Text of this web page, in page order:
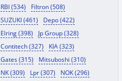
RBI (534)
Filtron (508)
SUZUKI (461)
Depo (422)
Elring (398)
Jp Group (328)
Contitech (327)
KIA (323)
Gates (315)
Mitsuboshi (310)
NK (309)
Lpr (307)
NOK (296)